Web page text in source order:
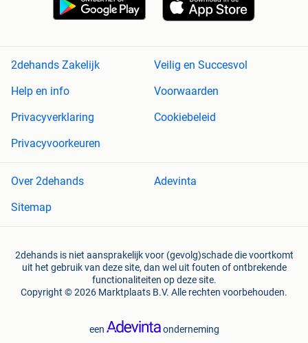
2dehands Zakelijk
Veilig en Succesvol
Help en info
Voorwaarden
Privacyverklaring
Cookiebeleid
Privacyvoorkeuren
Over 2dehands
Adevinta
Sitemap
2dehands is niet aansprakelijk voor (gevolg)schade die voortkomt
uit het gebruik van deze site, dan wel uit fouten of ontbrekende
functionaliteiten op deze site.
Copyright © 2026 Marktplaats B.V. Alle rechten voorbehouden.
een onderneming